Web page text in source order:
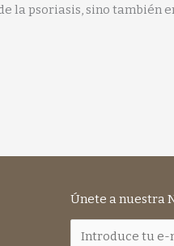
la psoriasis, sino también
Únete a nuestra